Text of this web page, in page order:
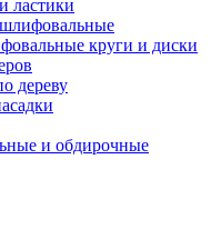
ластики
круги и диски
дереву
и обдирочные